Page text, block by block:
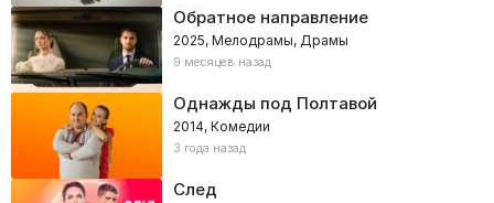
Обратное направление
2025, Мелодрамы, Драмы
9 месяцев назад
Однажды под Полтавой
2014, Комедии
3 года назад
След